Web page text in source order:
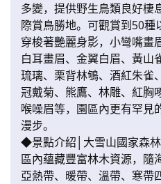
多變，提供野生鳥類良好棲
際賞鳥勝地。可觀賞到50
穿梭著艷麗身影，小彎嘴畫
白耳畫眉、金翼白眉、黃山
琉璃、栗背林鴝、酒紅朱雀
冠戴菊、熊鷹、林雕、紅胸
喉噪眉等，園區內更有罕見
漫步。
◆景點介紹│大雪山國家森林
區內蘊藏豐富林木資源，隨
亞熱帶、暖帶、溫帶、寒帶